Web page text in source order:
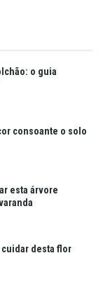
o guia
consoante o solo
esta árvore
cuidar desta flor